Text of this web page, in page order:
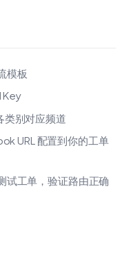
模板
Key
类别对应频道
URL 配置到你的工单
试工单，验证路由正确